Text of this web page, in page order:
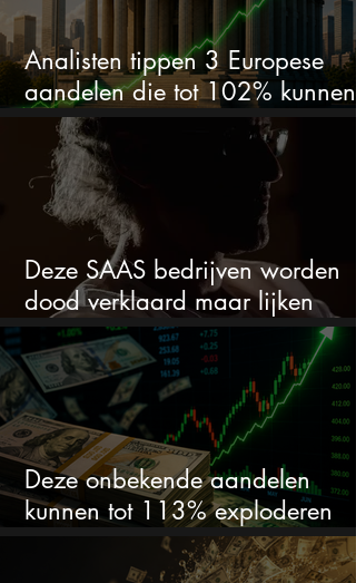
Analisten tippen 3 Europese
aandelen die tot 102% kunnen
stijgen
Deze SAAS bedrijven worden
dood verklaard maar lijken
springlevend
Deze onbekende aandelen
kunnen tot 113% exploderen
(één springt eruit)